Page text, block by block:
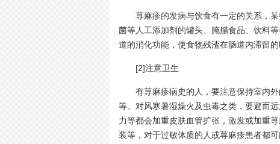
荨麻疹的发病与饮食有一定的关系，某
菌等人工添加剂的罐头、腌腊食品、饮料
道的消化功能，使食物残渣在肠道内滞留
[2]注意卫生
有荨麻疹病史的人，要注意保持室内外
等。对风寒暑湿燥火及虫毒之类，要避而
力等都会加重皮肤血管扩张，激发或加重
装等，对于过敏体质的人或荨麻疹患者都可